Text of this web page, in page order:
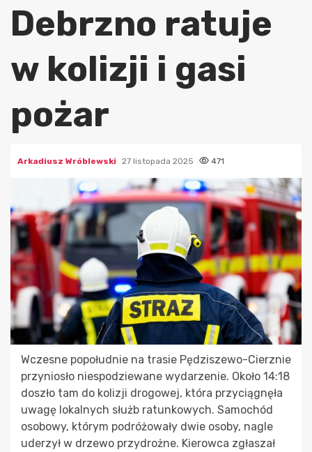
Debrzno ratuje
w kolizji i gasi
pożar
Arkadiusz Wróblewski 27 listopada 2025 471
Wczesne popołudnie na trasie Pędziszewo-Cierznie
przyniosło niespodziewane wydarzenie. Około 14:18
doszło tam do kolizji drogowej, która przyciągnęła
uwagę lokalnych służb ratunkowych. Samochód
osobowy, którym podróżowały dwie osoby, nagle
uderzył w drzewo przydrożne. Kierowca zgłaszał